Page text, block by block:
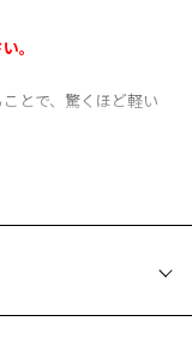
。
とで、驚くほど軽い
すすめ。
場合がございます。